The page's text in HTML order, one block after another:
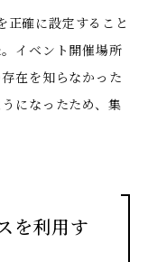
確に設定すること
イベント開催場所
在を知らなかった
になったため、集
を利用す